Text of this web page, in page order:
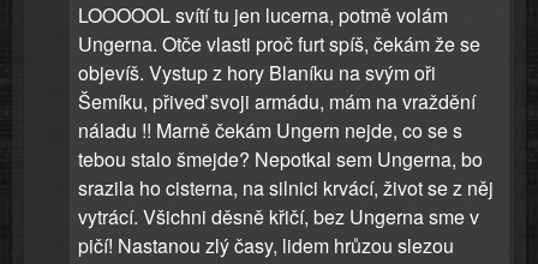
LOOOOOL svítí tu jen lucerna, potmě volám
Ungerna. Otče vlasti proč furt spíš, čekám že se
objevíš. Vystup z hory Blaníku na svým oři
Šemíku, přiveď svoji armádu, mám na vraždění
náladu !! Marně čekám Ungern nejde, co se s
tebou stalo šmejde? Nepotkal sem Ungerna, bo
srazila ho cisterna, na silnici krvácí, život se z něj
vytrácí. Všichni děsně křičí, bez Ungerna sme v
pičí! Nastanou zlý časy, lidem hrůzou slezou